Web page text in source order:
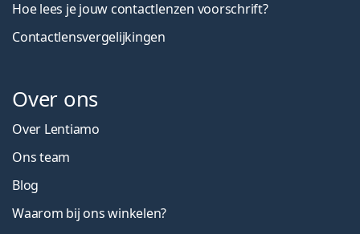
Hoe lees je jouw contactlenzen voorschrift?
Contactlensvergelijkingen
Over ons
Over Lentiamo
Ons team
Blog
Waarom bij ons winkelen?